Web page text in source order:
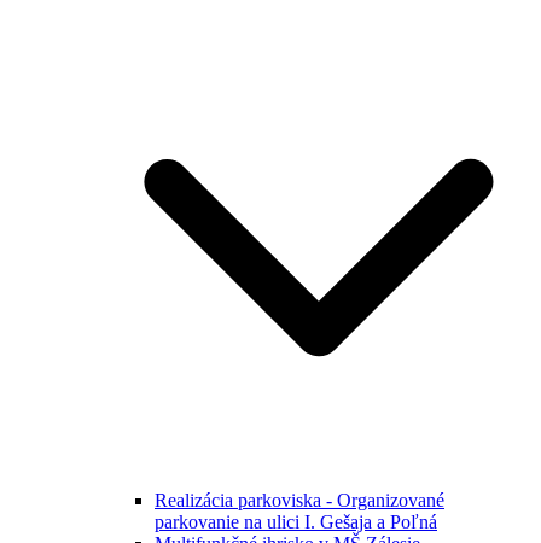
Realizácia parkoviska - Organizované
parkovanie na ulici I. Gešaja a Poľná